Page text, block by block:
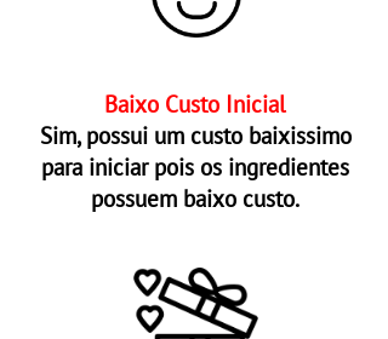
Baixo Custo Inicial
Sim, possui um custo baixissimo
para iniciar pois os ingredientes
possuem baixo custo.